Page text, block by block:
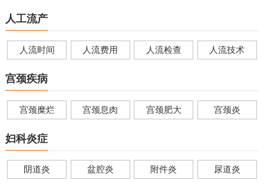
人工流产
人流时间 人流费用 人流检查 人流技术
宫颈疾病
宫颈糜烂 宫颈息肉 宫颈肥大 宫颈炎
妇科炎症
阴道炎 盆腔炎 附件炎 尿道炎